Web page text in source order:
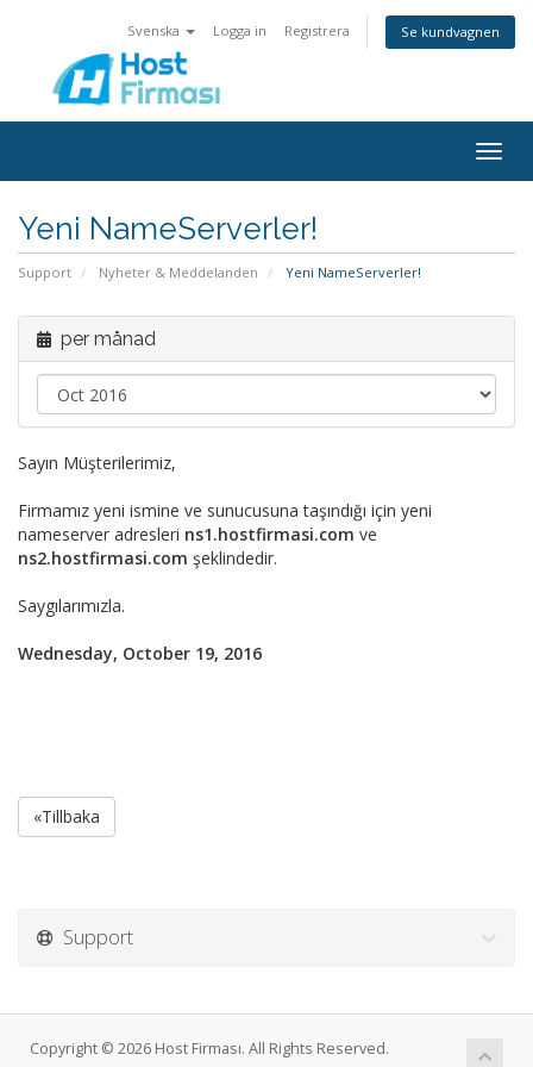
Svenska Logga in Registrera Se kundvagnen
Yeni NameServerler!
Support Nyheter & Meddelanden Yeni NameServerler!
per månad
Sayın Müşterilerimiz,
Firmamız yeni ismine ve sunucusuna taşındığı için yeni
nameserver adresleri ns1.hostfirmasi.com ve
ns2.hostfirmasi.com şeklindedir.
Saygılarımızla.
Wednesday, October 19, 2016
«Tillbaka
Support
Copyright © 2026 Host Firması. All Rights Reserved.